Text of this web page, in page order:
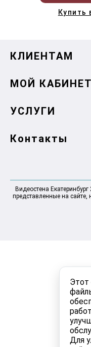
Этот
Для
Купить
КЛИЕНТАМ
МОЙ КАБИНЕТ
УСЛУГИ
Контакты
Видеостена
представленные на